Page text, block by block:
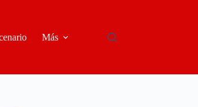
Más